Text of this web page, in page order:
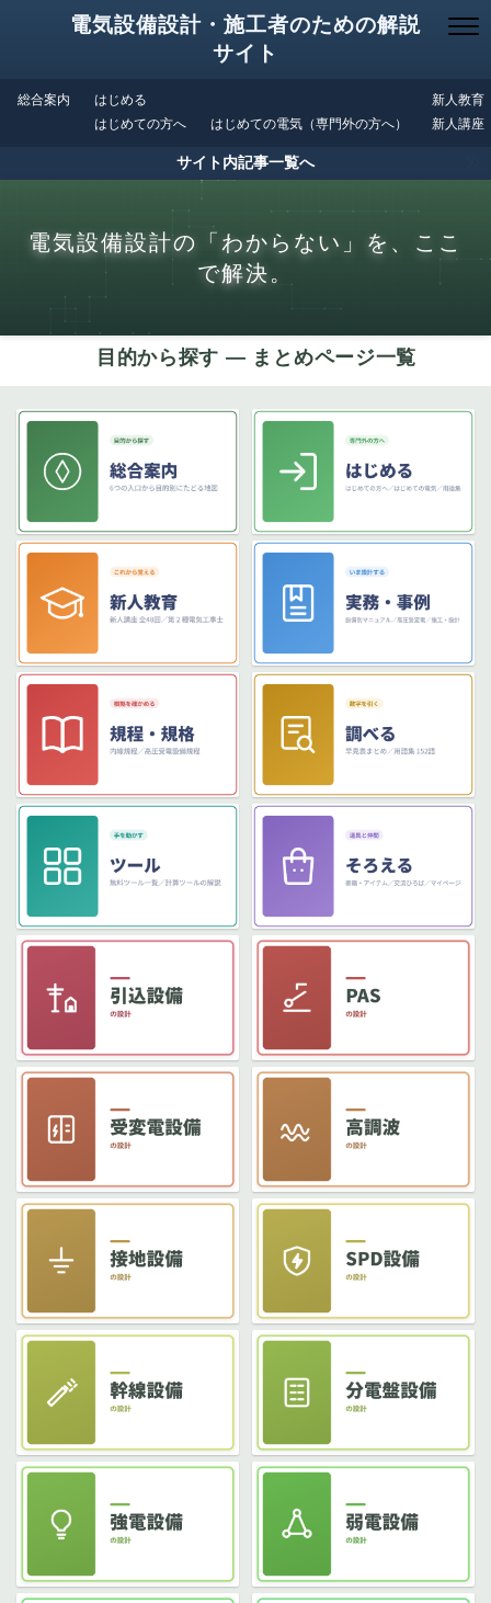
電気設備設計・施工者のための解説
サイト
総合案内
はじめる
はじめての方へ
はじめての電気（専門外の方へ）
新人教育
新人講座
サイト内記事一覧へ
電気設備設計の「わからない」を、ここ
で解決。